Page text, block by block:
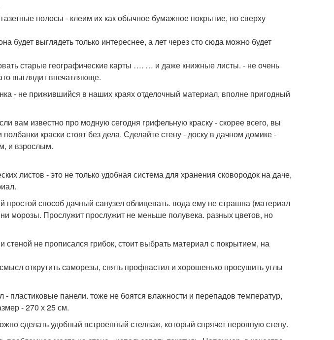
полосы - клеим их как обычное бумажное покрытие, но сверху
будет выглядеть только интереснее, а лет через сто сюда можно будет
старые географические карты …. … и даже книжные листы. - не очень
выглядит впечатляюще.
- не прижившийся в наших краях отделочный материал, вполне пригодный
вам известно про модную сегодня грифельную краску - скорее всего, вы
краски стоят без дела. Сделайте стену - доску в дачном домике -
и взрослым.
листов - это не только удобная система для хранения сковородок на даче,
способ дачный санузел облицевать. вода ему не страшна (материал
морозы. Прослужит прослужит не меньше полувека. разных цветов, но
не прописался грибок, стоит выбрать материал с покрытием, на
открутить саморезы, снять профнастил и хорошенько просушить углы
пластиковые панели. тоже не боятся влажности и перепадов температур,
- 270 х 25 см.
сделать удобный встроенный стеллаж, который спрячет неровную стену.